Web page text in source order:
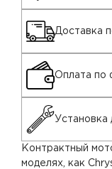
Доставка
Оплата по
Установка
Контрактный
моделях, как